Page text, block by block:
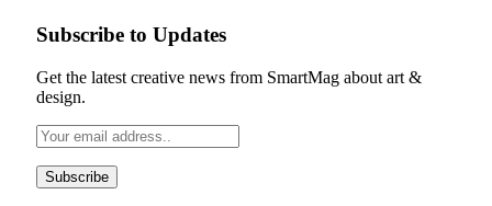
Subscribe to Updates
Get the latest creative news from SmartMag about art &
design.